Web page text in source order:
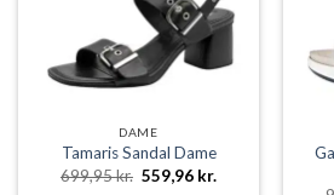
DAME
Tamaris Sandal Dame
699,95kr. Den
oprindelige
559,96 kr.